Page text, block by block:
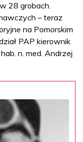
28 grobach.
– teraz
na Pomorskim
PAP kierownik
n. med. Andrzej